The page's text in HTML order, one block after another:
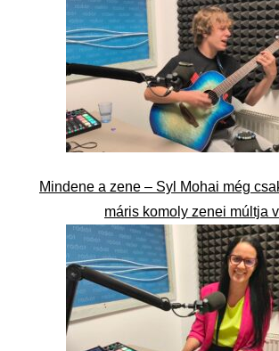
Mindene a zene – Syl Mohai még
máris komoly zenei múltja